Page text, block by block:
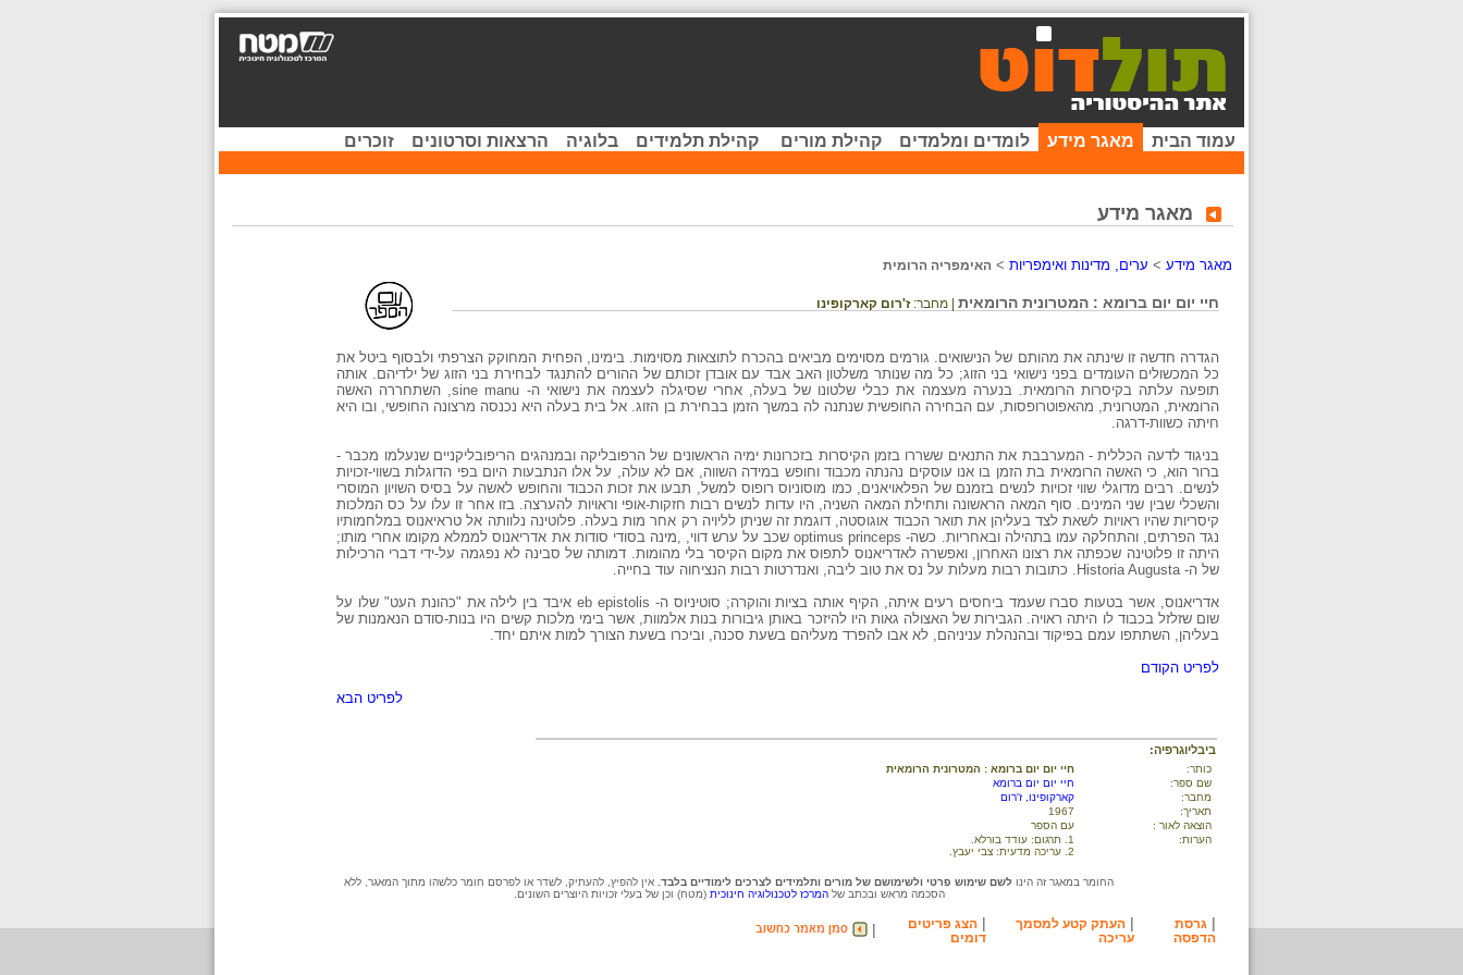
עמוד הבית מאגר מידע לומדים ומלמדים קהילת מורים קהילת תלמידים בלוגיה הרצאות וסרטונים זוכרים
מאגר מידע
מאגר מידע > ערים, מדינות ואימפריות > האימפריה הרומית
חיי יום יום ברומא : המטרונית הרומאית | מחבר:ז'רום קארקופינו
הגדרה חדשה זו שינתה את מהותם של הנישואים. גורמים מסוימים מביאים בהכרח לתוצאות מסוימות. בימינו, הפחית המחוקק הצרפתי ולבסוף ביטל את
כל המכשולים העומדים בפני נישואי בני הזוג; כל מה שנותר משלטון האב אבד עם אובדן זכותם של ההורים להתנגד לבחירת בני הזוג של ילדיהם. אותה
תופעה עלתה בקיסרות הרומאית. בנערה מעצמה את כבלי שלטונו של בעלה, אחרי שסיגלה לעצמה את נישואי ה- sine manu, השתחררה האשה
הרומאית, המטרונית, מהאפוטרופסות, עם הבחירה החופשית שנתנה לה במשך הזמן בבחירת בן הזוג. אל בית בעלה היא נכנסה מרצונה החופשי, ובו היא
חיתה כשוות-דרגה.
בניגוד לדעה הכללית - המערבבת את התנאים ששררו בזמן הקיסרות בזכרונות ימיה הראשונים של הרפובליקה ובמנהגים הריפובליקניים שנעלמו מכבר -
ברור הוא, כי האשה הרומאית בת הזמן בו אנו עוסקים נהנתה מכבוד וחופש במידה השווה, אם לא עולה, על אלו הנתבעות היום בפי הדוגלות בשווי-זכויות
לנשים. רבים מדוגלי שווי זכויות לנשים בזמנם של הפלאויאנים, כמו מוסוניוס רופוס למשל, תבעו את זכות הכבוד והחופש לאשה על בסיס השויון המוסרי
והשכלי שבין שני המינים. סוף המאה הראשונה ותחילת המאה השניה, היו עדות לנשים רבות חזקות-אופי וראויות להערצה. בזו אחר זו עלו על כס המלכות
קיסריות שהיו ראויות לשאת לצד בעליהן את תואר הכבוד אוגוסטה, דוגמת זה שניתן לליויה רק אחר מות בעלה. פלוטינה נלוותה אל טראיאנוס במלחמותיו
נגד הפרתים, והתחלקה עמו בתהילה ובאחריות. כשה- optimus princeps שכב על ערש דווי, ,מינה בסודי סודות את אדריאנוס לממלא מקומו אחרי מותו;
היתה זו פלוטינה שכפתה את רצונו האחרון, ואפשרה לאדריאנוס לתפוס את מקום הקיסר בלי מהומות. דמותה של סבינה לא נפגמה על-ידי דברי הרכילות
של ה- Historia Augusta. כתובות רבות מעלות על נס את טוב ליבה, ואנדרטות רבות הנציחוה עוד בחייה.
אדריאנוס, אשר בטעות סברו שעמד ביחסים רעים איתה, הקיף אותה בציות והוקרה; סוטיניוס ה- eb epistolis איבד בין לילה את "כהונת העט" שלו על
שום שזלזל בכבוד לו היתה ראויה. הגבירות של האצולה גאות היו להיזכר באותן גיבורות בנות אלמוות, אשר בימי מלכות קשים היו בנות-סודם הנאמנות של
בעליהן, השתתפו עמם בפיקוד ובהנהלת עניניהם, לא אבו להפרד מעליהם בשעת סכנה, וביכרו בשעת הצורך למות איתם יחד.
לפריט הקודם
לפריט הבא
ביבליוגרפיה:
כותר:
חיי יום יום ברומא : המטרונית הרומאית
שם ספר:
חיי יום יום ברומא
מחבר:
קארקופינו, ז'רום
תאריך:
1967
הוצאה לאור :
עם הספר
הערות:
1. תרגום: עודד בורלא.
2. עריכה מדעית: צבי יעבץ.
החומר במאגר זה הינו לשם שימוש פרטי ולשימושם של מורים ותלמידים לצרכים לימודיים בלבד. אין להפיץ, להעתיק, לשדר או לפרסם חומר כלשהו מתוך המאגר, ללא
הסכמה מראש ובכתב שלהמרכז לטכנולוגיה חינוכית (מטח) וכן של בעלי זכויות היוצרים השונים.
| גרסת
הדפסה
| העתק קטע למסמך
עריכה
| הצג פריטים
דומים
|